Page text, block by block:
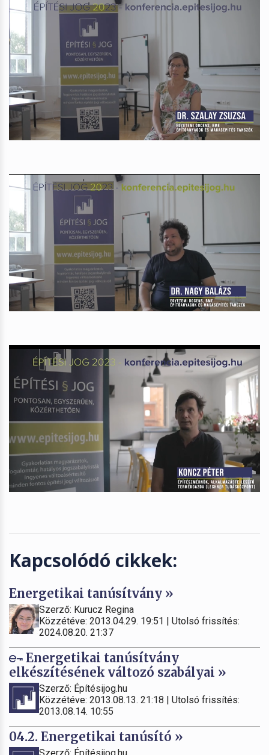
Kapcsolódó cikkek:
Energetikai tanúsítvány »
Szerző: Kurucz Regina
Közzétéve: 2013.04.29. 19:51 | Utolsó frissítés:
2024.08.20. 21:37
Energetikai tanúsítvány
elkészítésének változó szabályai »
Szerző: Építésijog.hu
Közzétéve: 2013.08.13. 21:18 | Utolsó frissítés:
2013.08.14. 10:55
04.2. Energetikai tanúsító »
Szerző: Építésijog.hu